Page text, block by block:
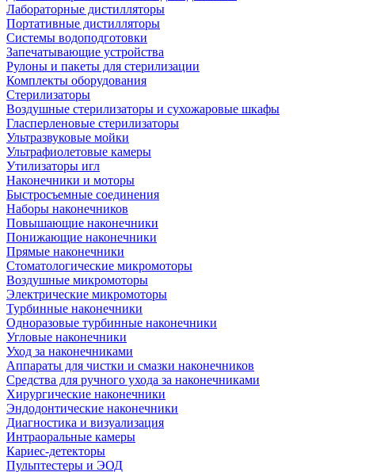
Лабораторные дистилляторы
Портативные дистилляторы
Системы водоподготовки
Запечатывающие устройства
Рулоны и пакеты для стерилизации
Комплекты оборудования
Стерилизаторы
Воздушные стерилизаторы и сухожаровые шкафы
Гласперленовые стерилизаторы
Ультразвуковые мойки
Ультрафиолетовые камеры
Утилизаторы игл
Наконечники и моторы
Быстросъемные соединения
Наборы наконечников
Повышающие наконечники
Понижающие наконечники
Прямые наконечники
Стоматологические микромоторы
Воздушные микромоторы
Электрические микромоторы
Турбинные наконечники
Одноразовые турбинные наконечники
Угловые наконечники
Уход за наконечниками
Аппараты для чистки и смазки наконечников
Средства для ручного ухода за наконечниками
Хирургические наконечники
Эндодонтические наконечники
Диагностика и визуализация
Интраоральные камеры
Кариес-детекторы
Пульптестеры и ЭОД